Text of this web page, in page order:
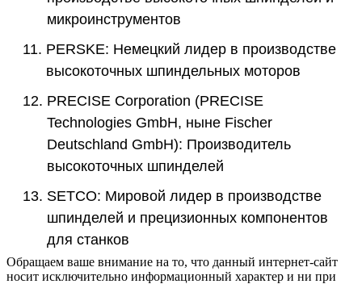
микроинструментов
11. PERSKE: Немецкий лидер в производстве
высокоточных шпиндельных моторов
12. PRECISE Corporation (PRECISE
Technologies GmbH, ныне Fischer
Deutschland GmbH): Производитель
высокоточных шпинделей
13. SETCO: Мировой лидер в производстве
шпинделей и прецизионных компонентов
для станков
Обращаем ваше внимание на то, что данный интернет-сайт
носит исключительно информационный характер и ни при